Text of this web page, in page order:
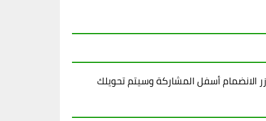
أسفل المشاركة وسيتم تحويلك